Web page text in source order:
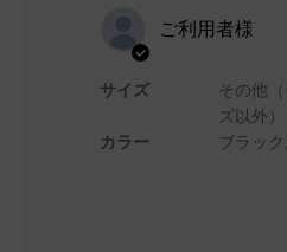
ご利用者様
サイズ
カラー
その他
ズ以外）
ブラッ